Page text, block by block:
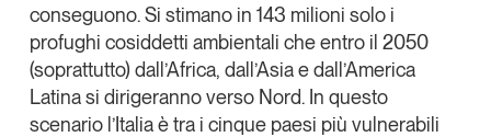
conseguono. Si stimano in 143 milioni solo i
profughi cosiddetti ambientali che entro il 2050
(soprattutto) dall’Africa, dall’Asia e dall’America
Latina si dirigeranno verso Nord. In questo
scenario l’Italia è tra i cinque paesi più vulnerabili